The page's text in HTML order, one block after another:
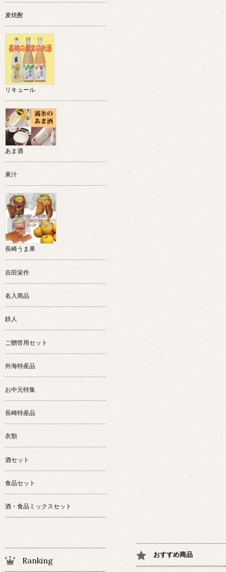
おすすめ商品
麦焼酎
リキュール
あま酒
果汁
長崎うま果
吉田栄作
名入商品
鉄人
ご贈答用セット
外海特産品
お中元特集
長崎特産品
衣類
酒セット
食品セット
酒・食品ミックスセット
Ranking